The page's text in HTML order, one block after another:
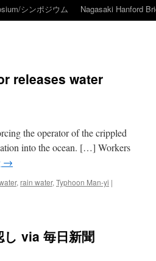
シンポジウム Nagasaki Hanford
releases water
the operator of the crippled
into the ocean. […] Workers
→
, rain water, Typhoon Man-yi |
via 毎日新聞